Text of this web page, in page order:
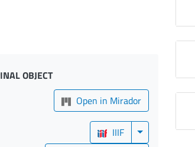
OBJECT
Open in Mirador
IIIF